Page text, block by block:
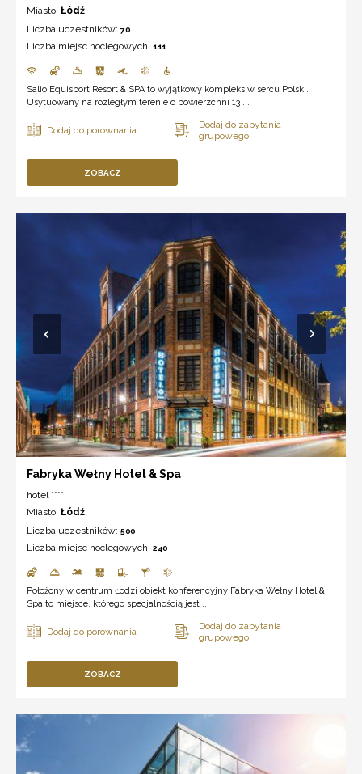
Miasto: Łódź
Liczba uczestników: 70
Liczba miejsc noclegowych: 111
Salio Equisport Resort & SPA to wyjątkowy kompleks w sercu Polski.
Usytuowany na rozległym terenie o powierzchni 13 ...
ZOBACZ
Fabryka Wełny Hotel & Spa
hotel ****
Miasto: Łódź
Liczba uczestników: 500
Liczba miejsc noclegowych: 240
Położony w centrum Łodzi obiekt konferencyjny Fabryka Wełny Hotel &
Spa to miejsce, którego specjalnością jest ...
ZOBACZ